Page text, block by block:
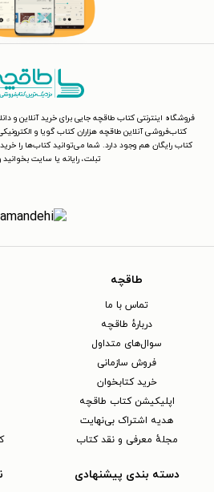
فروشگاه اینترنتی کتاب طاقچه جایی برای خرید آنلاین و
کتاب‌فروشی آنلاین طاقچه هزاران کتاب گویا و
کتاب رایگان هم وجود دارد. شما می‌توانید کتاب‌ها را
تبلت، رایانه یا سایت
طاقچه
تماس با ما
دربارهٔ طاقچه
سوال‌های متداول
فروش سازمانی
خرید کتابخوان
اپلیکیشن کتاب طاقچه
هدیه اشتراک بی‌نهایت
مجلهٔ معرفی و نقد کتاب
دسته بندی پیشنهادی